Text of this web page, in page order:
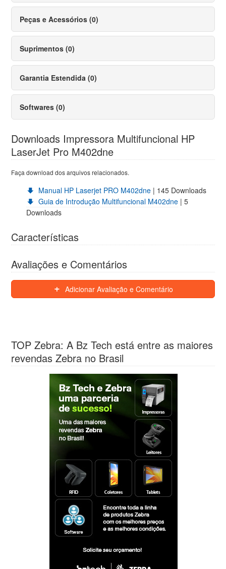
Peças e Acessórios (0)
Suprimentos (0)
Garantia Estendida (0)
Softwares (0)
Downloads Impressora Multifuncional HP
LaserJet Pro M402dne
Faça download dos arquivos relacionados.
Manual HP Laserjet PRO M402dne| 145 Downloads
Guia de Introdução Multifuncional M402dne| 5
Downloads
Características
Avaliações e Comentários
Adicionar Avaliação e Comentário
TOP Zebra: A Bz Tech está entre as maiores
revendas Zebra no Brasil